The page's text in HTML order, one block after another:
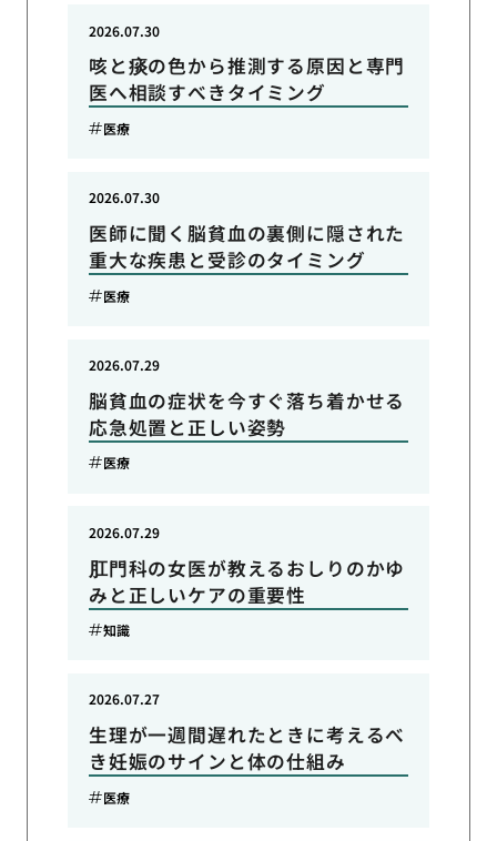
咳と痰の色から推測する原因と専門
医へ相談すべきタイミング
2026.07.30
医療
医師に聞く脳貧血の裏側に隠された
重大な疾患と受診のタイミング
2026.07.30
医療
脳貧血の症状を今すぐ落ち着かせる
応急処置と正しい姿勢
2026.07.29
医療
肛門科の女医が教えるおしりのかゆ
みと正しいケアの重要性
2026.07.29
知識
生理が一週間遅れたときに考えるべ
き妊娠のサインと体の仕組み
2026.07.27
医療